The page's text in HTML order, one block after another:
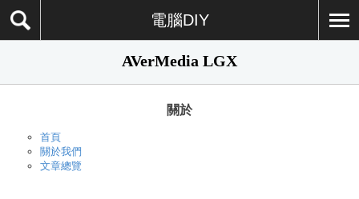
電腦DIY
AVerMedia LGX
關於
首頁
關於我們
文章總覽